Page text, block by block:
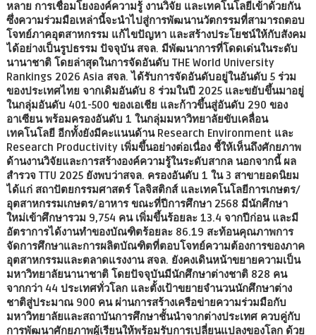
หลาย การเชื่อมโยงองค์ความรู้ งานวิจัย และเทคโนโลยีเข้าด้วยกัน
ซึ่งความร่วมมือเหล่านี้จะนำไปสู่การพัฒนานวัตกรรมที่สามารถตอบ
โจทย์ภาคอุตสาหกรรม แก้ไขปัญหา และสร้างประโยชน์ให้กับสังคม
ได้อย่างเป็นรูปธรรม ปัจจุบัน สจล. มีพัฒนาการที่โดดเด่นในระดับ
นานาชาติ โดยล่าสุดในการจัดอันดับ THE World University
Rankings 2026 Asia สจล. ได้รับการจัดอันดับอยู่ในอันดับ 5 ร่วม
ของประเทศไทย จากเดิมอันดับ 8 ร่วมในปี 2025 และขยับขึ้นมาอยู่
ในกลุ่มอันดับ 401-500 ของเอเชีย และก้าวขึ้นสู่อันดับ 290 ของ
อาเซียน พร้อมครองอันดับ 1 ในกลุ่มมหาวิทยาลัยขับเคลื่อน
เทคโนโลยี อีกทั้งยังมีคะแนนด้าน Research Environment และ
Research Productivity เพิ่มขึ้นอย่างต่อเนื่อง ชี้ให้เห็นถึงศักยภาพ
ด้านงานวิจัยและการสร้างองค์ความรู้ในระดับสากล นอกจากนี้ ผล
สำรวจ TTU 2025 ยังพบว่าสจล. ครองอันดับ 1 ใน 3 สาขายอดนิยม
ได้แก่ สถาปัตยกรรมศาสตร์ โลจิสติกส์ และเทคโนโลยีการเกษตร/
อุตสาหกรรมเกษตร/อาหาร ขณะที่ปีการศึกษา 2568 มีนักศึกษา
ใหม่เข้าศึกษารวม 9,754 คน เพิ่มขึ้นร้อยละ 13.4 จากปีก่อน และมี
อัตราการได้งานทำของบัณฑิตร้อยละ 86.19 สะท้อนคุณภาพการ
จัดการศึกษาและการผลิตบัณฑิตที่ตอบโจทย์ความต้องการของภาค
อุตสาหกรรมและตลาดแรงงาน สจล. ยังคงเดินหน้าขยายความเป็น
มหาวิทยาลัยนานาชาติ โดยปัจจุบันมีนักศึกษาต่างชาติ 828 คน
จากกว่า 44 ประเทศทั่วโลก และตั้งเป้าขยายจำนวนนักศึกษาต่าง
ชาติสู่ประมาณ 900 คน ผ่านการสร้างเครือข่ายความร่วมมือกับ
มหาวิทยาลัยและสถาบันการศึกษาชั้นนำจากต่างประเทศ ควบคู่กับ
การพัฒนาศักยภาพผู้เรียนให้พร้อมรับการเปลี่ยนแปลงของโลก ด้วย